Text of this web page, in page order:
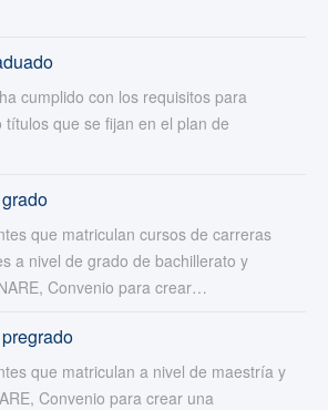
cumplido con los requisitos para
que se fijan en el plan de
que matriculan cursos de carreras
a nivel de grado de bachillerato y
Convenio para crear…
que matriculan a nivel de maestría y
Convenio para crear una